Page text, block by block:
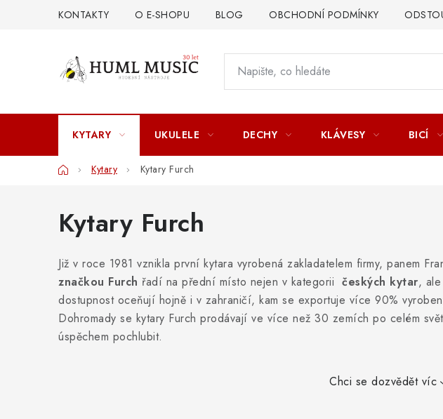
KONTAKTY O E-SHOPU BLOG OBCHODNÍ PODMÍNKY
KYTARY UKULELE DECHY KLÁVESY BICÍ
DomůKytary Kytary Furch
Kytary Furch
Již v roce 1981 vznikla první kytara vyrobená zakladatelem firmy, panem
značkou Furch řadí na přední místo nejen v kategorii českých kytar,
dostupnost oceňují hojně i v zahraničí, kam se exportuje více 90%
Dohromady se kytary Furch prodávají ve více než 30 zemích po celém
úspěchem pochlubit.
Chci se dozvědět víc